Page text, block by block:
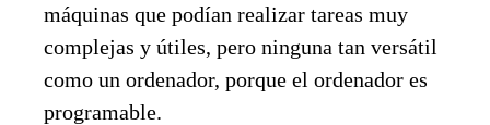
máquinas que podían realizar tareas muy
complejas y útiles, pero ninguna tan versátil
como un ordenador, porque el ordenador es
programable.